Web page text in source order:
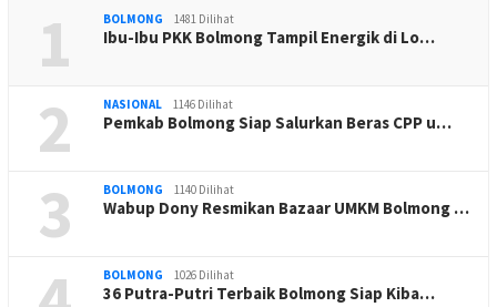
1 BOLMONG 1481 Dilihat
Ibu-Ibu PKK Bolmong Tampil Energik di Lo…
2 NASIONAL 1146 Dilihat
Pemkab Bolmong Siap Salurkan Beras CPP u…
3 BOLMONG 1140 Dilihat
Wabup Dony Resmikan Bazaar UMKM Bolmong …
BOLMONG 1026 Dilihat
36 Putra-Putri Terbaik Bolmong Siap Kiba…